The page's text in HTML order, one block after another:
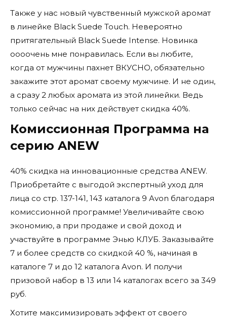
Также у нас новый чувственный мужской аромат
в линейке Black Suede Touch. Невероятно
притягательный Black Suede Intense. Новинка
оооочень мне понравилась. Если вы любите,
когда от мужчины пахнет ВКУСНО, обязательно
закажите этот аромат своему мужчине. И не один,
а сразу 2 любых аромата из этой линейки. Ведь
только сейчас на них действует скидка 40%.
Комиссионная Программа на
серию ANEW
40% скидка на инновационные средства ANEW.
Приобретайте с выгодой экспертный уход для
лица со стр. 137-141, 143 каталога 9 Avon благодаря
комиссионной программе! Увеличивайте свою
экономию, а при продаже и свой доход и
участвуйте в программе Энью КЛУБ. Заказывайте
7 и более средств со скидкой 40 %, начиная в
каталоге 7 и до 12 каталога Avon. И получи
призовой набор в 13 или 14 каталогах всего за 349
руб.
Хотите максимизировать эффект от своего